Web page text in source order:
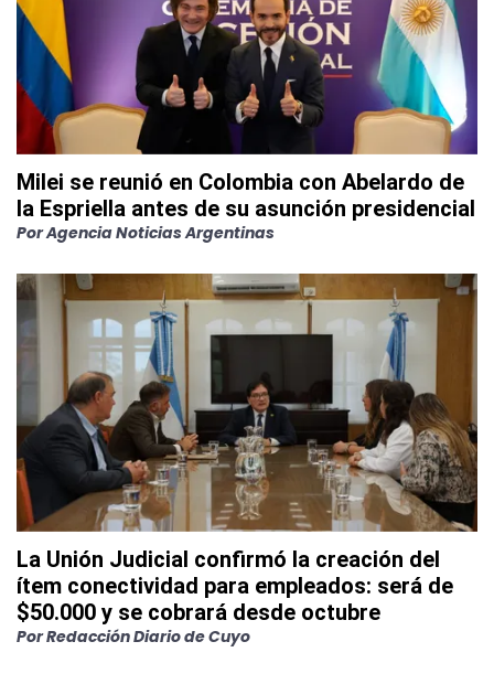
Milei se reunió en Colombia con Abelardo de
la Espriella antes de su asunción presidencial
PorAgencia Noticias Argentinas
La Unión Judicial confirmó la creación del
ítem conectividad para empleados: será de
$50.000 y se cobrará desde octubre
PorRedacción Diario de Cuyo